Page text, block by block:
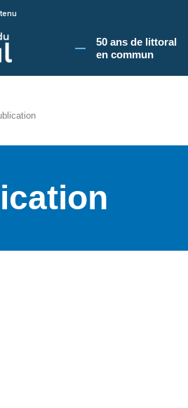
En poursuivant votre navigation sur le site du
50 ans de littoral
en commun​